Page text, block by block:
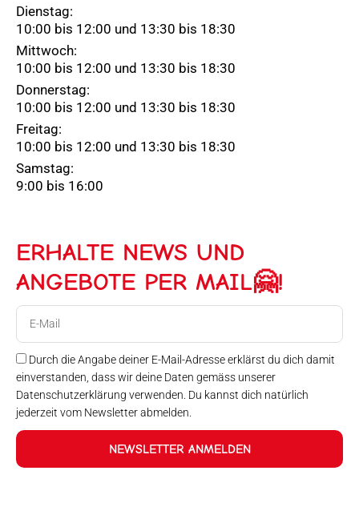
Dienstag:
10:00 bis 12:00 und 13:30 bis 18:30
Mittwoch:
10:00 bis 12:00 und 13:30 bis 18:30
Donnerstag:
10:00 bis 12:00 und 13:30 bis 18:30
Freitag:
10:00 bis 12:00 und 13:30 bis 18:30
Samstag:
9:00 bis 16:00
ERHALTE NEWS UND
ANGEBOTE PER MAIL🤗!
Durch die Angabe deiner E-Mail-Adresse erklärst du dich damit
einverstanden, dass wir deine Daten gemäss unserer
Datenschutzerklärung verwenden. Du kannst dich natürlich
jederzeit vom Newsletter abmelden.
NEWSLETTER ANMELDEN